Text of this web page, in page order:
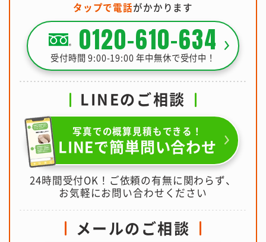
タップで電話がかかります
0120-610-634
受付時間 9:00-19:00 年中無休で受付中！
LINEのご相談
写真での概算見積もできる！
LINEで簡単問い合わせ
24時間受付OK！ご依頼の有無に関わらず、
お気軽にお問い合わせください
メールのご相談